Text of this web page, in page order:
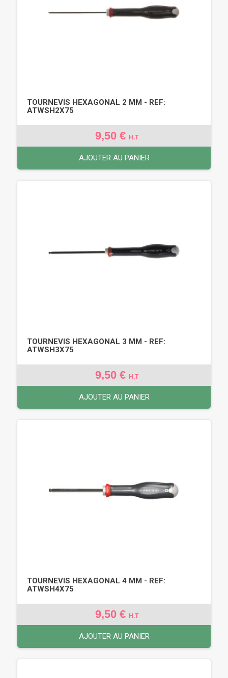
TOURNEVIS HEXAGONAL 2 MM - REF:
ATWSH2X75
9,50 € H.T
AJOUTER AU PANIER
TOURNEVIS HEXAGONAL 3 MM - REF:
ATWSH3X75
9,50 € H.T
AJOUTER AU PANIER
TOURNEVIS HEXAGONAL 4 MM - REF:
ATWSH4X75
9,50 € H.T
AJOUTER AU PANIER